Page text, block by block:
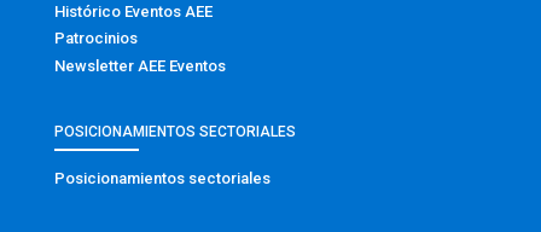
Histórico Eventos AEE
Patrocinios
Newsletter AEE Eventos
POSICIONAMIENTOS SECTORIALES
Posicionamientos sectoriales